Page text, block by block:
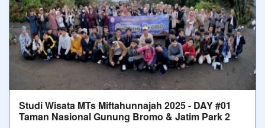
Studi Wisata MTs Miftahunnajah 2025 - DAY #01
Taman Nasional Gunung Bromo & Jatim Park 2